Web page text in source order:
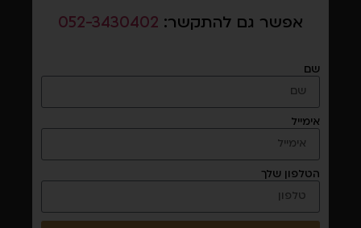
אפשר גם להתקשר: 052-3430402
שם
אימייל
הטלפון שלך